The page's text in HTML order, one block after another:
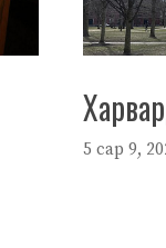
5 сар 9,